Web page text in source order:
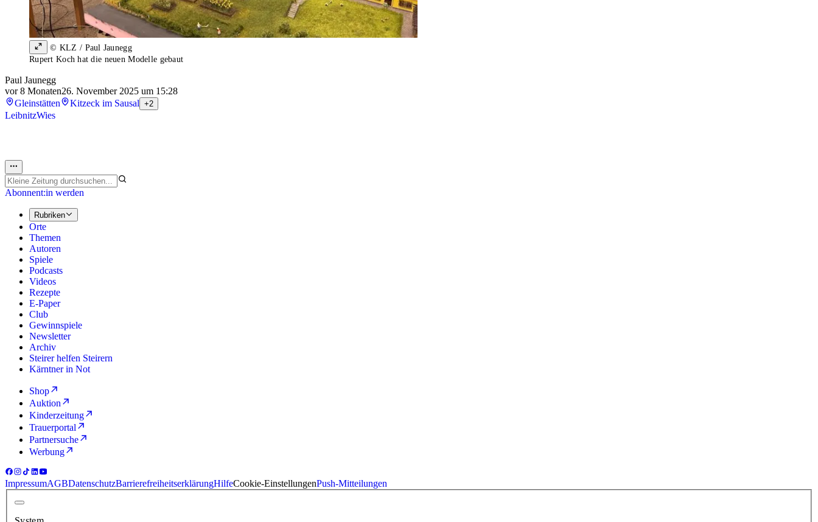
© KLZ / Paul Jaunegg
Rupert Koch hat die neuen Modelle gebaut
Paul Jaunegg
vor 8 Monaten26. November 2025 um 15:28
Gleinstätten
Kitzeck im Sausal +2
LeibnitzWies
Abonnent:in werden
Rubriken
Orte
Themen
Autoren
Spiele
Podcasts
Videos
Rezepte
E-Paper
Club
Gewinnspiele
Newsletter
Archiv
Steirer helfen Steirern
Kärntner in Not
Shop
Auktion
Kinderzeitung
Trauerportal
Partnersuche
Werbung
ImpressumAGBDatenschutzBarrierefreiheitserklärungHilfeCookie-EinstellungenPush-Mitteilungen